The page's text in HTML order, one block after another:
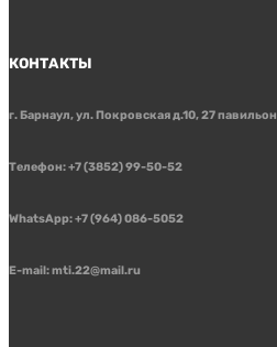
КОНТАКТЫ
г. Барнаул, ул. Покровская д.10, 27 павильон
Телефон: +7 (3852) 99-50-52
WhatsApp: +7 (964) 086-5052
E-mail: mti.22@mail.ru